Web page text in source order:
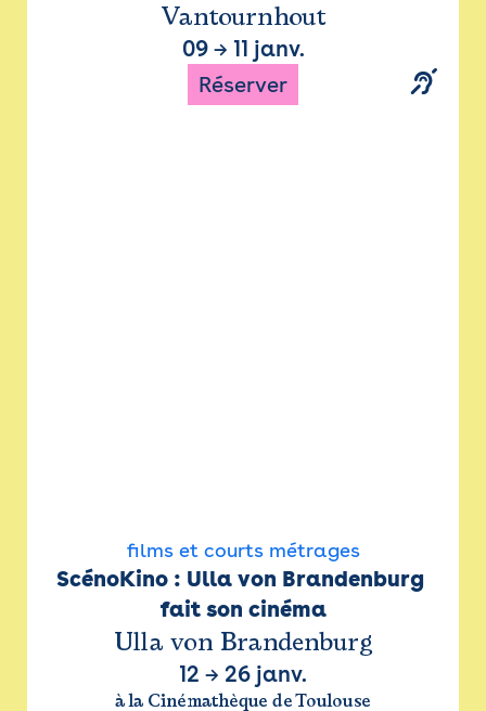
Vantournhout
09→ 11 janv.
Réserver
films et courts métrages
ScénoKino : Ulla von Brandenburg
fait son cinéma
Ulla von Brandenburg
12 → 26 janv.
à la Cinémathèque de Toulouse